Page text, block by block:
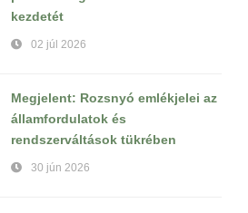
kezdetét
02 júl 2026
Megjelent: Rozsnyó emlékjelei az
államfordulatok és
rendszerváltások tükrében
30 jún 2026